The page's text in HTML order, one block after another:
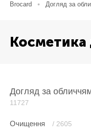
Brocard Догляд за
Косметика
Догляд за
11727
Очищення / 2605